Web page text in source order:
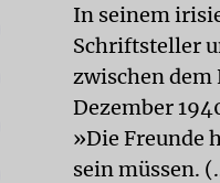
In seinem
Schriftsteller
zwischen dem
Dezember
»Die Freunde
sein müssen.